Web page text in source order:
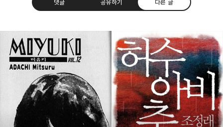
댓글 공유하기 다른 글
thebravepost.com
bravesjb@gmail.com, South Korea, Since 2004
구독하기
구독하기 카카오톡 라인 트위터